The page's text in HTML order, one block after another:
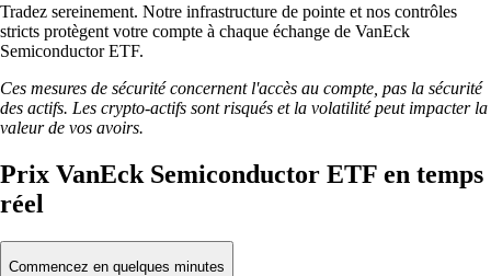
Tradez sereinement. Notre infrastructure de pointe et nos contrôles
stricts protègent votre compte à chaque échange de VanEck
Semiconductor ETF.
Ces mesures de sécurité concernent l'accès au compte, pas la sécurité
des actifs. Les crypto-actifs sont risqués et la volatilité peut impacter la
valeur de vos avoirs.
Prix VanEck Semiconductor ETF en temps
réel
Commencez en quelques minutes